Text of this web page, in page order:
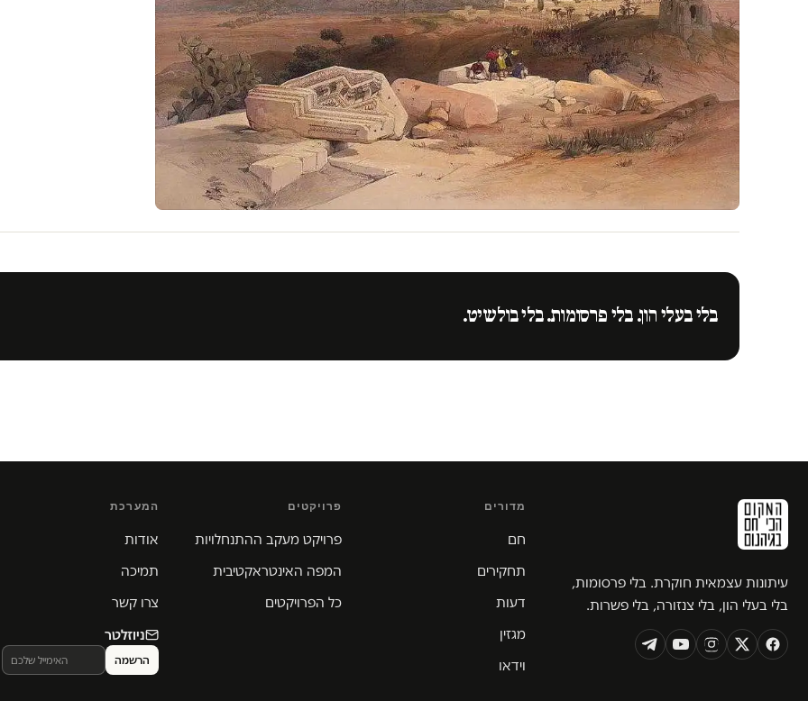
בלי בעלי הון. בלי פרסומות. בלי בולשיט.
עיתונות עצמאית חוקרת. בלי פרסומות,
בלי בעלי הון, בלי צנזורה, בלי פשרות.
מדורים
חם
תחקירים
דעות
מגזין
וידאו
פרויקטים
פרויקט מעקב ההתנחלויות
המפה האינטראקטיבית
כל הפרויקטים
המערכת
אודות
תמיכה
צרו קשר
ניוזלטר